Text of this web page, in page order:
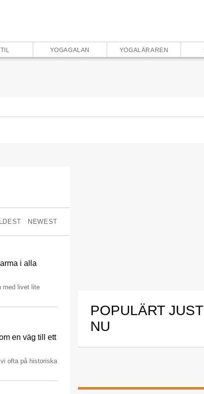
YOGAGALAN YOGALÄRAREN
NEWEST
i alla
med livet lite
en väg till ett
ofta på historiska
POPULÄRT JUST
NU